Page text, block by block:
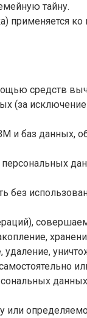
тайну.
применяется
средств
баз данных,
без
удаление,
или